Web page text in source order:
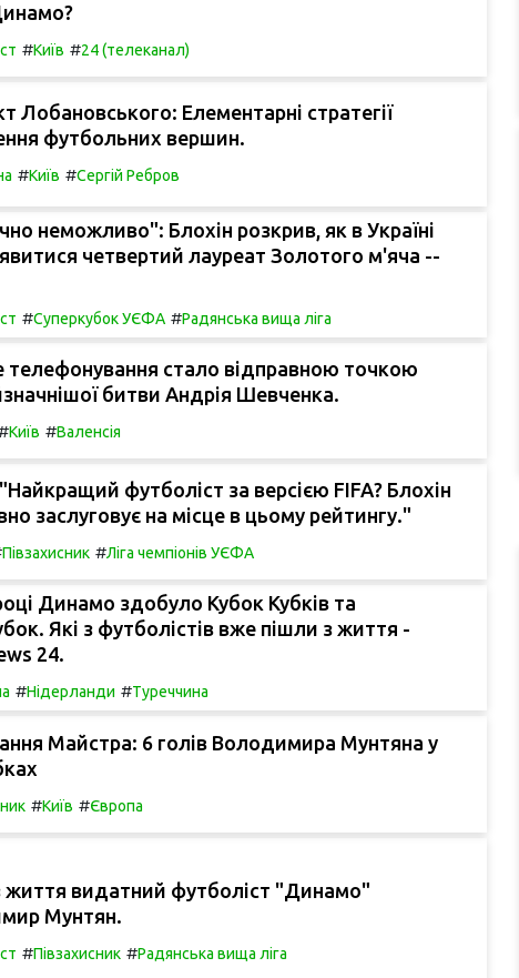
#Київ #24 (телеканал)
Лобановського: Елементарні стратегії
футбольних вершин.
#Київ #Сергій Ребров
неможливо": Блохін розкрив, як в Україні
четвертий лауреат Золотого м'яча --
#Суперкубок УЄФА #Радянська вища ліга
стало відправною точкою
битви Андрія Шевченка.
Київ #Валенсія
футболіст за версією FIFA? Блохін
заслуговує на місце в цьому рейтингу."
Півзахисник #Ліга чемпіонів УЄФА
Динамо здобуло Кубок Кубків та
Які з футболістів вже пішли з життя -
24.
#Нідерланди #Туреччина
Майстра: 6 голів Володимира Мунтяна у
#Київ #Європа
життя видатний футболіст "Динамо"
Мунтян.
#Півзахисник #Радянська вища ліга